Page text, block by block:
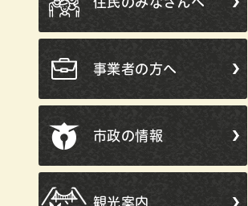
事業者の方へ
市政の情報
観光案内